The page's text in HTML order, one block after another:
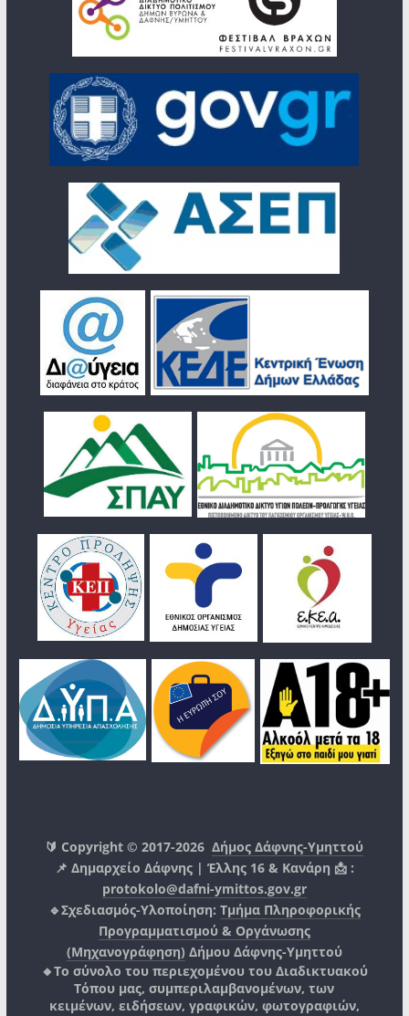
🔰 Copyright © 2017-2026Δήμος Δάφνης-Υμηττού
📌 Δημαρχείο Δάφνης | Έλλης 16 & Κανάρη 📩 :
protokolo@dafni-ymittos.gov.gr
🔹Σχεδιασμός-Υλοποίηση: Τμήμα Πληροφορικής
Προγραμματισμού & Οργάνωσης
(Μηχανογράφηση) Δήμου Δάφνης-Υμηττού
🔸Το σύνολο του περιεχομένου του Διαδικτυακού
Τόπου μας, συμπεριλαμβανομένων, των
κειμένων, ειδήσεων, γραφικών, φωτογραφιών,